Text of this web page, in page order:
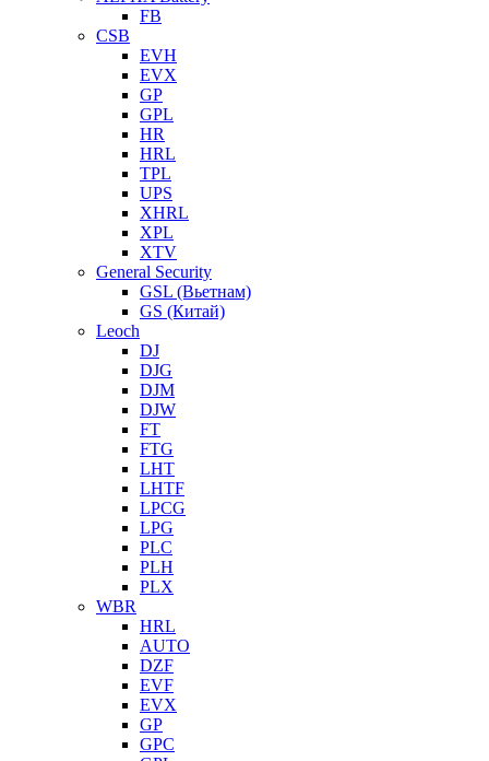
FB
CSB
EVH
EVX
GP
GPL
HR
HRL
TPL
UPS
XHRL
XPL
XTV
General Security
GSL (Вьетнам)
GS (Китай)
Leoch
DJ
DJG
DJM
DJW
FT
FTG
LHT
LHTF
LPCG
LPG
PLC
PLH
PLX
WBR
HRL
AUTO
DZF
EVF
EVX
GP
GPC